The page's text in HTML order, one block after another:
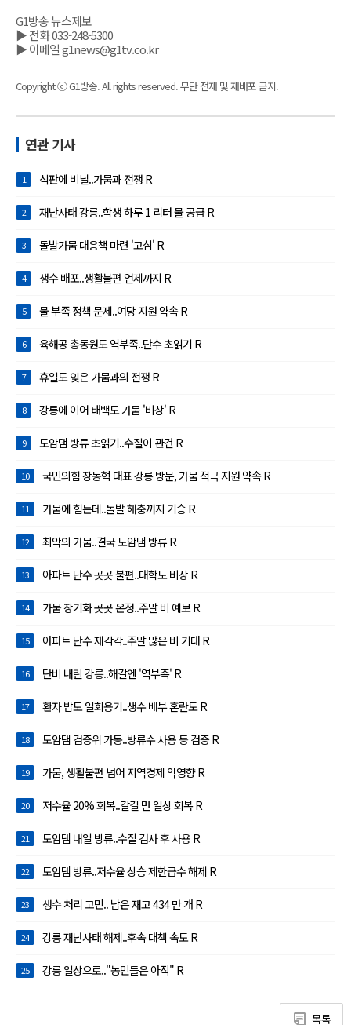
G1방송 뉴스제보
▶ 전화 033-248-5300
▶ 이메일 g1news@g1tv.co.kr
Copyright ⓒ G1방송. All rights reserved. 무단 전재 및 재배포 금지.
연관 기사
1 식판에 비닐..가뭄과 전쟁 R
2 재난사태 강릉..학생 하루 1 리터 물 공급 R
3 돌발가뭄 대응책 마련 '고심' R
4 생수 배포..생활불편 언제까지 R
5 물 부족 정책 문제..여당 지원 약속 R
6 육해공 총동원도 역부족..단수 초읽기 R
7 휴일도 잊은 가뭄과의 전쟁 R
8 강릉에 이어 태백도 가뭄 '비상' R
9 도암댐 방류 초읽기..수질이 관건 R
10 국민의힘 장동혁 대표 강릉 방문, 가뭄 적극 지원 약속 R
11 가뭄에 힘든데..돌발 해충까지 기승 R
12 최악의 가뭄..결국 도암댐 방류 R
13 아파트 단수 곳곳 불편..대학도 비상 R
14 가뭄 장기화 곳곳 온정..주말 비 예보 R
15 아파트 단수 제각각..주말 많은 비 기대 R
16 단비 내린 강릉..해갈엔 '역부족' R
17 환자 밥도 일회용기..생수 배부 혼란도 R
18 도암댐 검증위 가동..방류수 사용 등 검증 R
19 가뭄, 생활불편 넘어 지역경제 악영향 R
20 저수율 20% 회복..갈길 먼 일상 회복 R
21 도암댐 내일 방류..수질 검사 후 사용 R
22 도암댐 방류..저수율 상승 제한급수 해제 R
23 생수 처리 고민.. 남은 재고 434 만 개 R
24 강릉 재난사태 해제..후속 대책 속도 R
25 강릉 일상으로.."농민들은 아직" R
목록